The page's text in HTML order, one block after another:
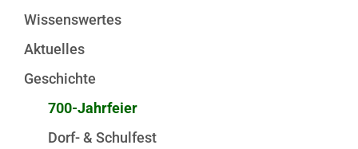
Wissenswertes
Aktuelles
Geschichte
700-Jahrfeier
Dorf- & Schulfest